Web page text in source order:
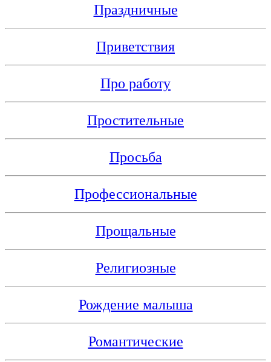
Праздничные
Приветствия
Про работу
Простительные
Просьба
Профессиональные
Прощальные
Религиозные
Рождение малыша
Романтические